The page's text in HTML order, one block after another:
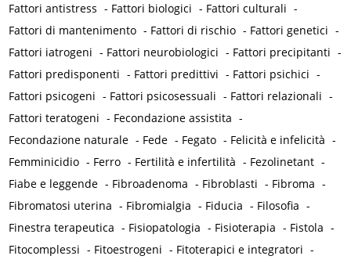
Fattori antistress - Fattori biologici - Fattori culturali -
Fattori di mantenimento - Fattori di rischio - Fattori genetici -
Fattori iatrogeni - Fattori neurobiologici - Fattori precipitanti -
Fattori predisponenti - Fattori predittivi - Fattori psichici -
Fattori psicogeni - Fattori psicosessuali - Fattori relazionali -
Fattori teratogeni - Fecondazione assistita -
Fecondazione naturale - Fede - Fegato - Felicità e infelicità -
Femminicidio - Ferro - Fertilità e infertilità - Fezolinetant -
Fiabe e leggende - Fibroadenoma - Fibroblasti - Fibroma -
Fibromatosi uterina - Fibromialgia - Fiducia - Filosofia -
Finestra terapeutica - Fisiopatologia - Fisioterapia - Fistola -
Fitocomplessi - Fitoestrogeni - Fitoterapici e integratori -